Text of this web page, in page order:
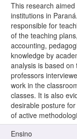
This research
institutions in
responsible for
of the teaching
accounting,
knowledge by
analysis is based
professors
work in the
classes. It is also
desirable posture
of active
Ensino